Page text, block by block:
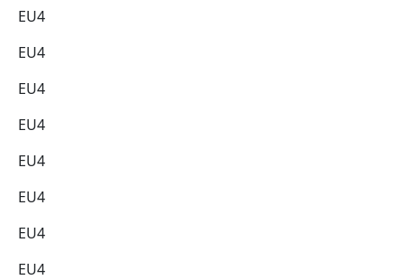
EU4
EU4
EU4
EU4
EU4
EU4
EU4
EU4